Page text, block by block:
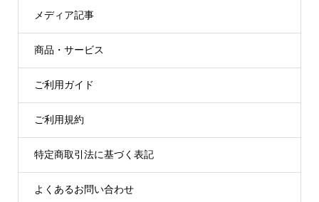
メディア記事
商品・サービス
ご利用ガイド
ご利用規約
特定商取引法に基づく表記
よくあるお問い合わせ